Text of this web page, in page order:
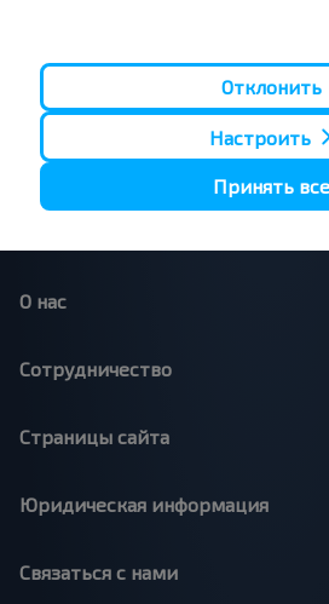
Полоцк - Рига
Минск - Вильнюс
Минск - Варшава
Минск - Москва
Москва
Брест
Брест
О нас
Сотрудничество
Страницы сайта
Юридическая информация
Связаться с нами
Отклонить
Настроить
Принять все